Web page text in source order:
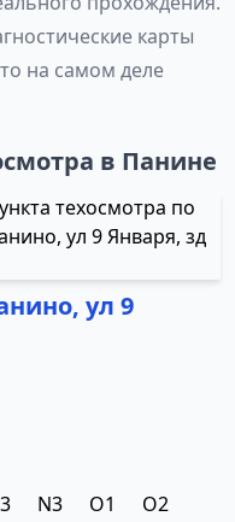
карты
на самом деле
в Панине
ул 9
N3 O1
O2